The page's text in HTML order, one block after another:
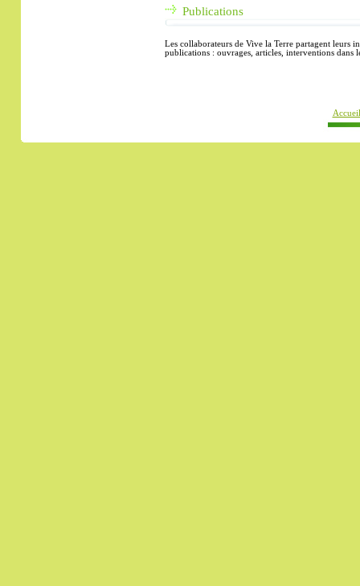
Publications
Les collaborateurs de Vive la Terre partagent leurs
publications : ouvrages, articles, interventions dans
Accueil